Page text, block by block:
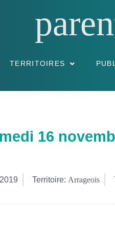
TERRITOIRES
16
Territoire: Arrageois